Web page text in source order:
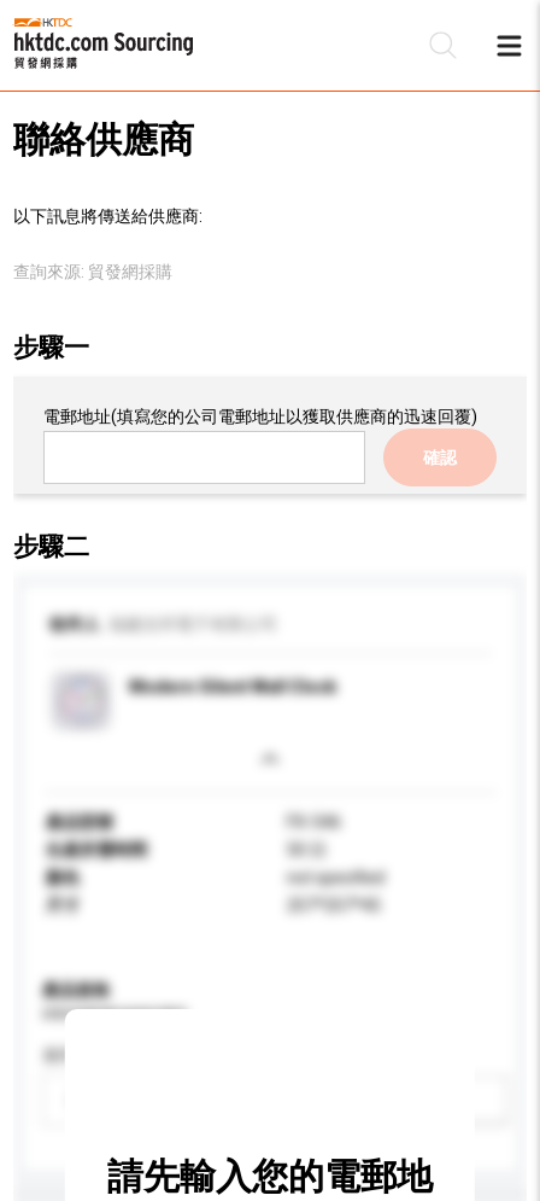
聯絡供應商
以下訊息將傳送給供應商:
查詢來源: 貿發網採購
步驟一
電郵地址(填寫您的公司電郵地址以獲取供應商的迅速回覆)
確認
步驟二
收件人
Modern Silent Wall Clock
產品型號
FX-546
生產所需時間
顏色
not specified
257*257*45
產品規格
請提供您對產品的特定要求。
請先輸入您的電郵地